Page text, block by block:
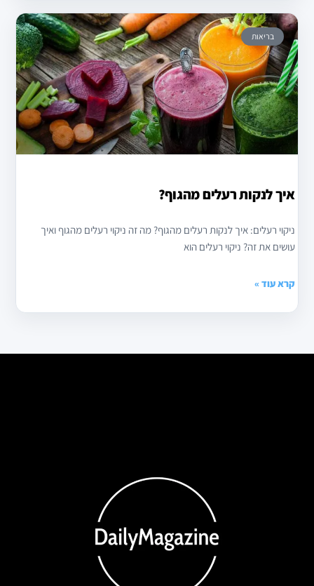
בריאות
איך לנקות רעלים מהגוף?
ניקוי רעלים: איך לנקות רעלים מהגוף? מה זה ניקוי רעלים מהגוף ואיך
עושים את זה? ניקוי רעלים הוא
קרא עוד »